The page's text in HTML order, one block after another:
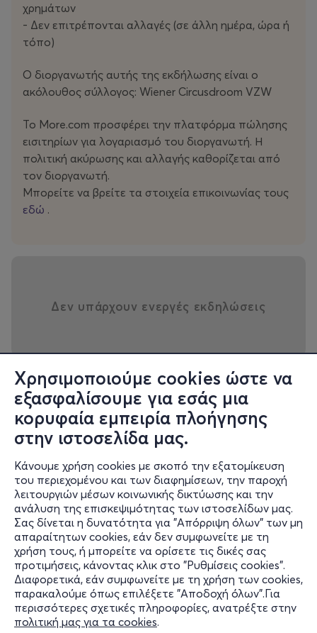
Χρησιμοποιούμε cookies ώστε να
εξασφαλίσουμε για εσάς μια
κορυφαία εμπειρία πλοήγησης
στην ιστοσελίδα μας.
Κάνουμε χρήση cookies με σκοπό την εξατομίκευση
του περιεχομένου και των διαφημίσεων, την παροχή
λειτουργιών μέσων κοινωνικής δικτύωσης και την
ανάλυση της επισκεψιμότητας των ιστοσελίδων μας.
Σας δίνεται η δυνατότητα για "Απόρριψη όλων" των μη
απαραίτητων cookies, εάν δεν συμφωνείτε με τη
χρήση τους, ή μπορείτε να ορίσετε τις δικές σας
προτιμήσεις, κάνοντας κλικ στο "Ρυθμίσεις cookies".
Διαφορετικά, εάν συμφωνείτε με τη χρήση των cookies,
παρακαλούμε όπως επιλέξετε "Αποδοχή όλων".Για
περισσότερες σχετικές πληροφορίες, ανατρέξτε στην
πολιτική μας για τα cookies.
PREMIUM TRIBUNE & TRIBUNE:
ελάτε νωρίς για τις καλύτερες θέσεις!
χρημάτων
- Δεν επιτρέπονται αλλαγές (σε άλλη ημέρα, ώρα ή
τόπο)
Ο διοργανωτής αυτής της εκδήλωσης είναι ο
ακόλουθος σύλλογος: Wiener Circusdroom VZW
Το More.com προσφέρει την πλατφόρμα πώλησης
εισιτηρίων για λογαριασμό του διοργανωτή. Η
πολιτική ακύρωσης και αλλαγής καθορίζεται από
τον διοργανωτή.
Μπορείτε να βρείτε τα στοιχεία επικοινωνίας τους
εδώ .
Δεν υπάρχουν ενεργές εκδηλώσεις
Πληροφορίες
Υποστήριξη
Stay Connected